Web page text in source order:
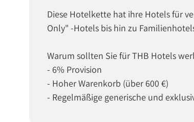
Diese Hotelkette hat ihre Hotels für
Only" -Hotels bis hin zu
Warum sollten Sie für THB Hotels
- 6% Provision
- Hoher Warenkorb (über 600 €)
- Regelmäßige generische und